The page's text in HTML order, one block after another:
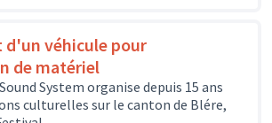
d'un véhicule pour
de matériel
System organise depuis 15 ans
culturelles sur le canton de Blére,